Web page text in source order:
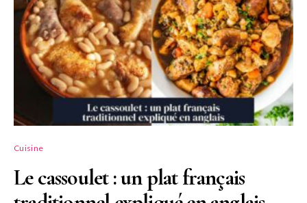
Cuisine
Le cassoulet : un plat français